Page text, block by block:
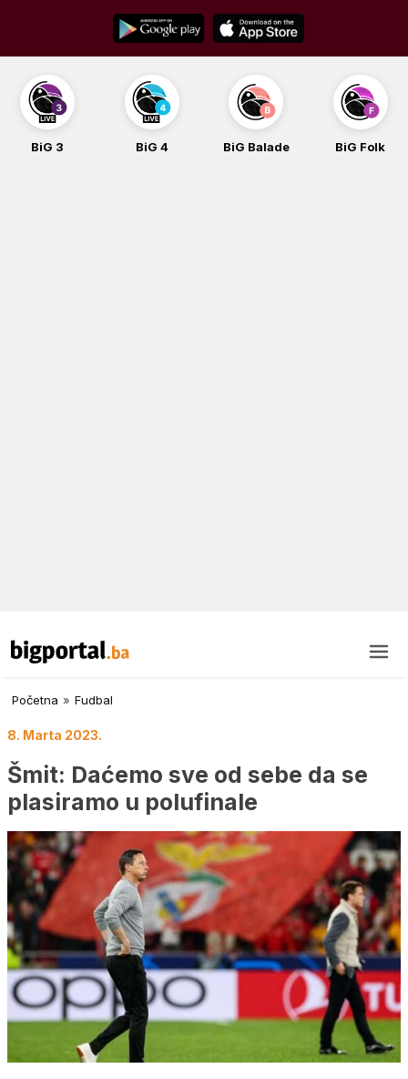
content
BiG 3 BiG 4 BiG Balade BiG Folk
Početna » Fudbal
8. Marta 2023.
Šmit: Daćemo sve od sebe da se
plasiramo u polufinale